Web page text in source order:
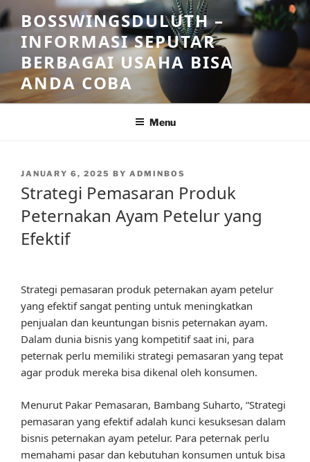
Skip
to
content
BOSSWINGSDULUTH –
INFORMASI SEPUTAR
BERBAGAI USAHA BISA
ANDA COBA
Menu
POSTED
JANUARY 6, 2025 BY ADMINBOS
Strategi Pemasaran Produk
Peternakan Ayam Petelur yang
Efektif
Strategi pemasaran produk peternakan ayam petelur
yang efektif sangat penting untuk meningkatkan
penjualan dan keuntungan bisnis peternakan ayam.
Dalam dunia bisnis yang kompetitif saat ini, para
peternak perlu memiliki strategi pemasaran yang tepat
agar produk mereka bisa dikenal oleh konsumen.
Menurut Pakar Pemasaran, Bambang Suharto, “Strategi
pemasaran yang efektif adalah kunci kesuksesan dalam
bisnis peternakan ayam petelur. Para peternak perlu
memahami pasar dan kebutuhan konsumen untuk bisa